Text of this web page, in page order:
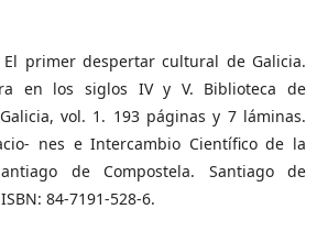
El primer despertar cultural de Galicia.
en los siglos IV y V. Biblioteca de
vol. 1. 193 páginas y 7 láminas.
nes e Intercambio Científico de la
de Compostela. Santiago de
84-7191-528-6.